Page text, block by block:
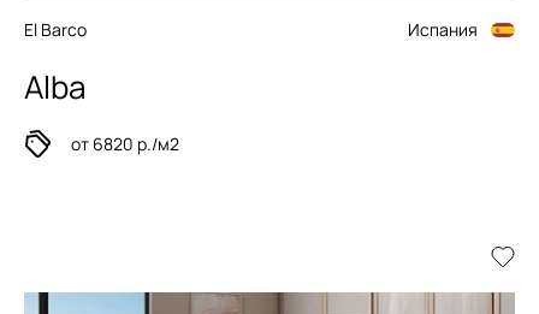
El Barco Испания
Alba
от 6820 р./м2